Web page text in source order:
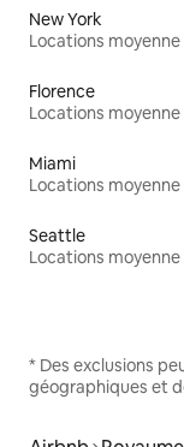
New York
Florence
Miami
Seattle
* Des exclusions
géographiques et